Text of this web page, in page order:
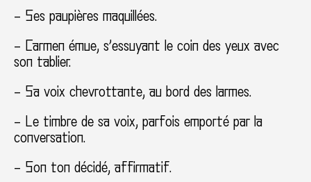
– Ses paupières maquillées.
– Carmen émue, s’essuyant le coin des yeux avec
son tablier.
– Sa voix chevrottante, au bord des larmes.
– Le timbre de sa voix, parfois emporté par la
conversation.
– Son ton décidé, affirmatif.